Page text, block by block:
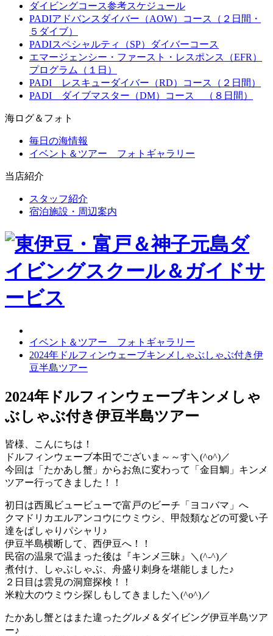
ダイビングコース参考スケジュール
PADIアドバンスダイバー（AOW）コース（２日間・
５ダイブ）
PADIスペシャルティ（SP）ダイバーコース
エマージェンシー・ファースト・レスポンス（EFR）
プログラム（１日）
PADI レスキューダイバー（RD）コース（２日間）
PADI ダイブマスター（DM）コース （８日間）
海ログ＆フォト
毎日の海情報
イベント＆ツアー フォトギャラリー
当店紹介
スタッフ紹介
宿泊施設・周辺案内
イベント＆ツアー フォトギャラリー
2024年ドルフィンウェーブキンメしゃぶしゃぶ付き伊
豆半島ツアー
2024年ドルフィンウェーブキンメしゃ
ぶしゃぶ付き伊豆半島ツアー
皆様、こんにちは！
ドルフィンウェーブ本田でございま～～す＼(^o^)／
今回は「たかあし蟹」からお魚に変わって「金目鯛」キンメ
ツアー行ってきました！！
初日は西風ビュービューで富戸のビーチ「ヨコバマ」へ
クマドリカエルアンコウにウミウシ、甲殻類などの可愛い子
達をぱしゃりパシャリ♪
伊豆半島横断して、西伊豆へ！！
民宿の温泉で温まった後は『キンメ三昧』＼(^-^)／
煮付け、しゃぶしゃぶ、舟盛り刺身を堪能しました♪
２日目は雲見の洞窟探検！！
米粒大のウミウシ探しもしてきました＼(^o^)／
たかあし蟹とはまた違ったグルメ＆ダイビング伊豆半島ツア
ー♪